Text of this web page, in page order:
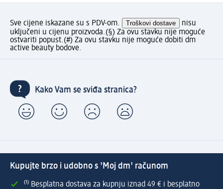
Sve cijene iskazane su s PDV-om. Troškovi dostave
nisu
uključeni u cijenu proizvoda.(§) Za ovu stavku nije moguće
ostvariti popust.(#) Za ovu stavku nije moguće dobiti dm
active beauty bodove.
Kako Vam se sviđa stranica?
Kupujte brzo i udobno s 'Moj dm' računom
⁽¹⁾ Besplatna dostava za kupnju iznad 49 € i besplatno